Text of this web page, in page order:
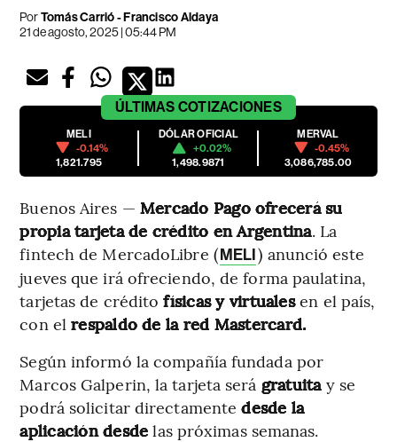
PorTomás Carrió-Francisco Aldaya
21 de agosto, 2025 | 05:44 PM
ÚLTIMAS COTIZACIONES
MELI
-0.14%
1,821.795
DÓLAR OFICIAL
+0.02%
1,498.9871
MERVAL
-0.45%
3,086,785.00
Buenos Aires — Mercado Pago ofrecerá su
propia tarjeta de crédito en Argentina. La
fintech de MercadoLibre (MELI) anunció este
jueves que irá ofreciendo, de forma paulatina,
tarjetas de créditofísicas y virtualesen el país,
con elrespaldo de la red Mastercard.
Según informó la compañía fundada por
Marcos Galperin, la tarjeta será gratuitay se
podrá solicitar directamentedesde la
aplicación desdelas próximas semanas.